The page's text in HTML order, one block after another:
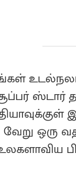
ஸ்டார்
ஒரு